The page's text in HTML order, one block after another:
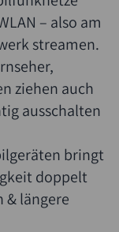
– also am
streamen.
ziehen auch
ausschalten
bringt
doppelt
& längere